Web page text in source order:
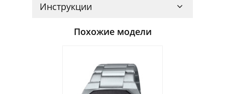
Инструкции
Похожие модели